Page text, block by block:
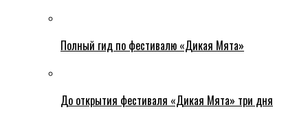
Полный гид по фестивалю «Дикая Мята»
До открытия фестиваля «Дикая Мята» три дня